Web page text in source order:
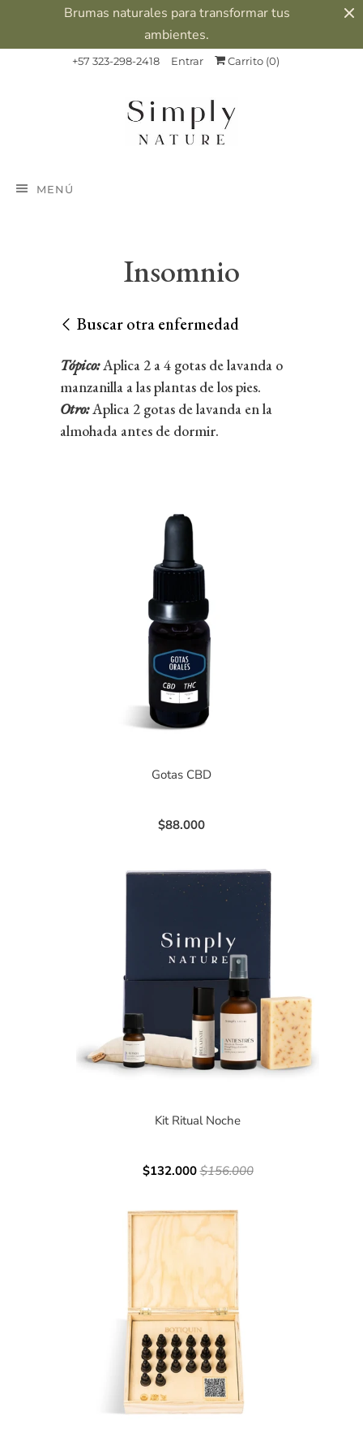
Brumas naturales para transformar tus
ambientes.
+57 323-298-2418 Entrar Carrito (0)
MENÚ
Insomnio
Buscar otra enfermedad
Tópico: Aplica 2 a 4 gotas de lavanda o
manzanilla a las plantas de los pies.
Otro:Aplica 2 gotas de lavanda en la
almohada antes de dormir.
Gotas CBD
$88.000
Kit Ritual Noche
$132.000 $156.000